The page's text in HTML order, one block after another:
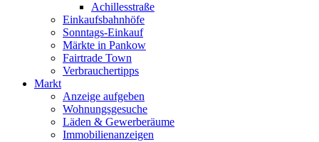
Achillesstraße
Einkaufsbahnhöfe
Sonntags-Einkauf
Märkte in Pankow
Fairtrade Town
Verbrauchertipps
Markt
Anzeige aufgeben
Wohnungsgesuche
Läden & Gewerberäume
Immobilienanzeigen